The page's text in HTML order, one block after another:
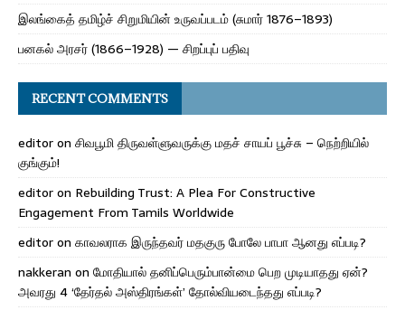
இலங்கைத் தமிழ்ச் சிறுமியின் உருவப்படம் (சுமார் 1876–1893)
பனகல் அரசர் (1866–1928) — சிறப்புப் பதிவு
RECENT COMMENTS
editoron சிவபூமி திருவள்ளுவருக்கு மதச் சாயப் பூச்சு – நெற்றியில்
குங்கும்!
editoron Rebuilding Trust: A Plea For Constructive
Engagement From Tamils Worldwide
editoron காவலராக இருந்தவர் மதகுரு போலே பாபா ஆனது எப்படி?
nakkeran on மோதியால் தனிப்பெரும்பான்மை பெற முடியாதது ஏன்?
அவரது 4 ‘தேர்தல் அஸ்திரங்கள்’ தோல்வியடைந்தது எப்படி?